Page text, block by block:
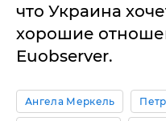
что Украина
хорошие
Euobserver.
Ангела Меркель